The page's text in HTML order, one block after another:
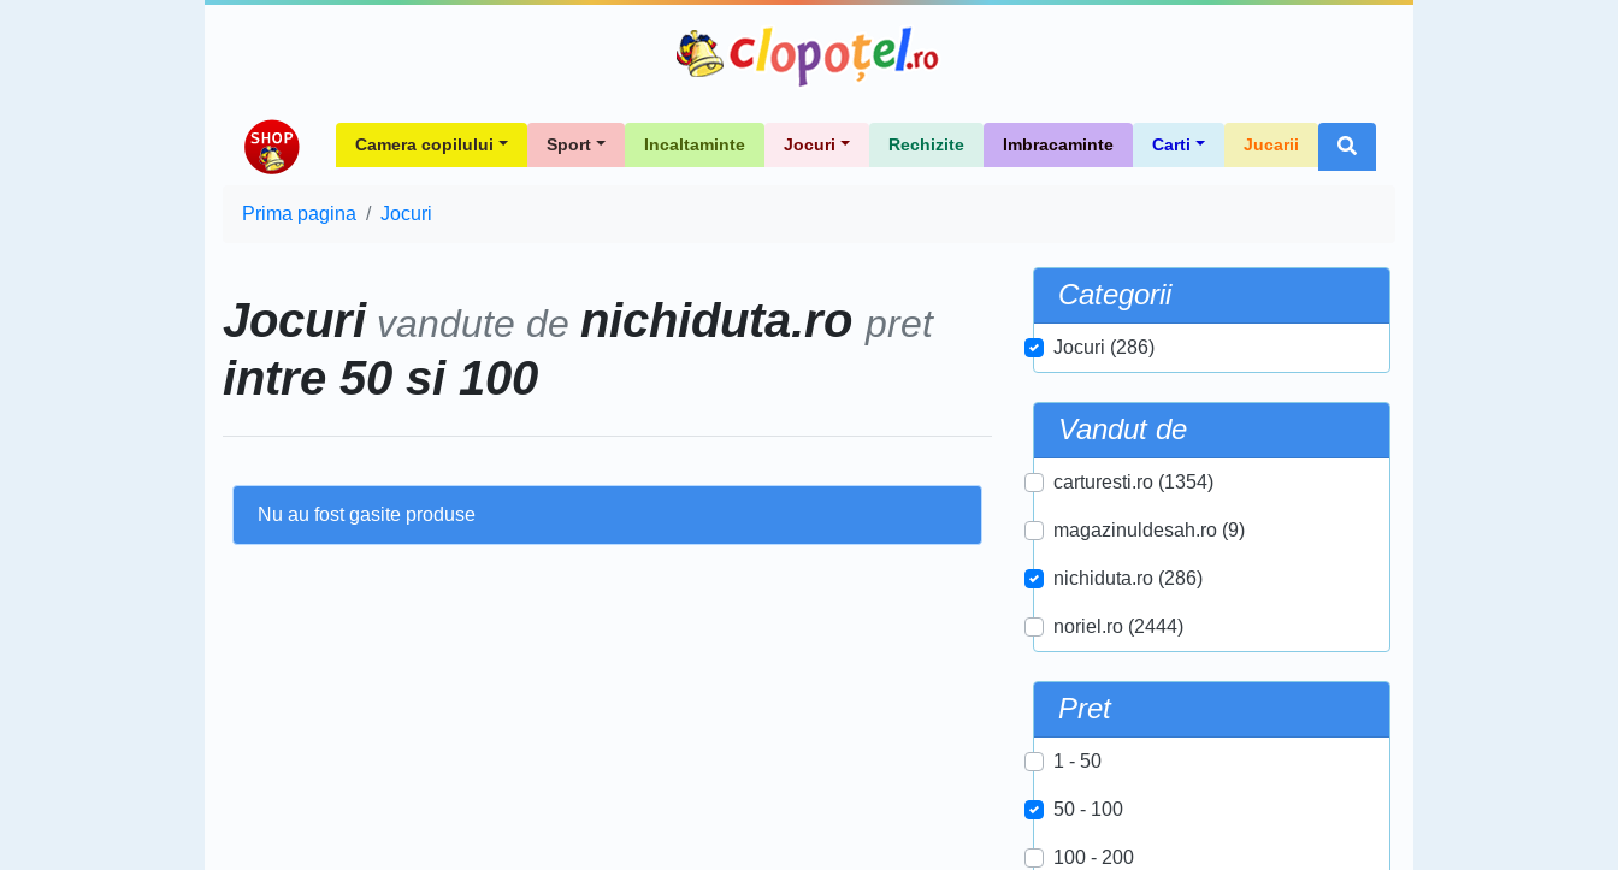
Camera copilului Sport Incaltaminte Jocuri Rechizite Imbracaminte Carti Jucarii
Prima pagina Jocuri
Jocuri vandute de nichiduta.ro pret
intre 50 si 100
Nu au fost gasite produse
Categorii
Jocuri (286)
Vandut de
carturesti.ro (1354)
magazinuldesah.ro (9)
nichiduta.ro (286)
noriel.ro (2444)
Pret
1 - 50
50 - 100
100 - 200